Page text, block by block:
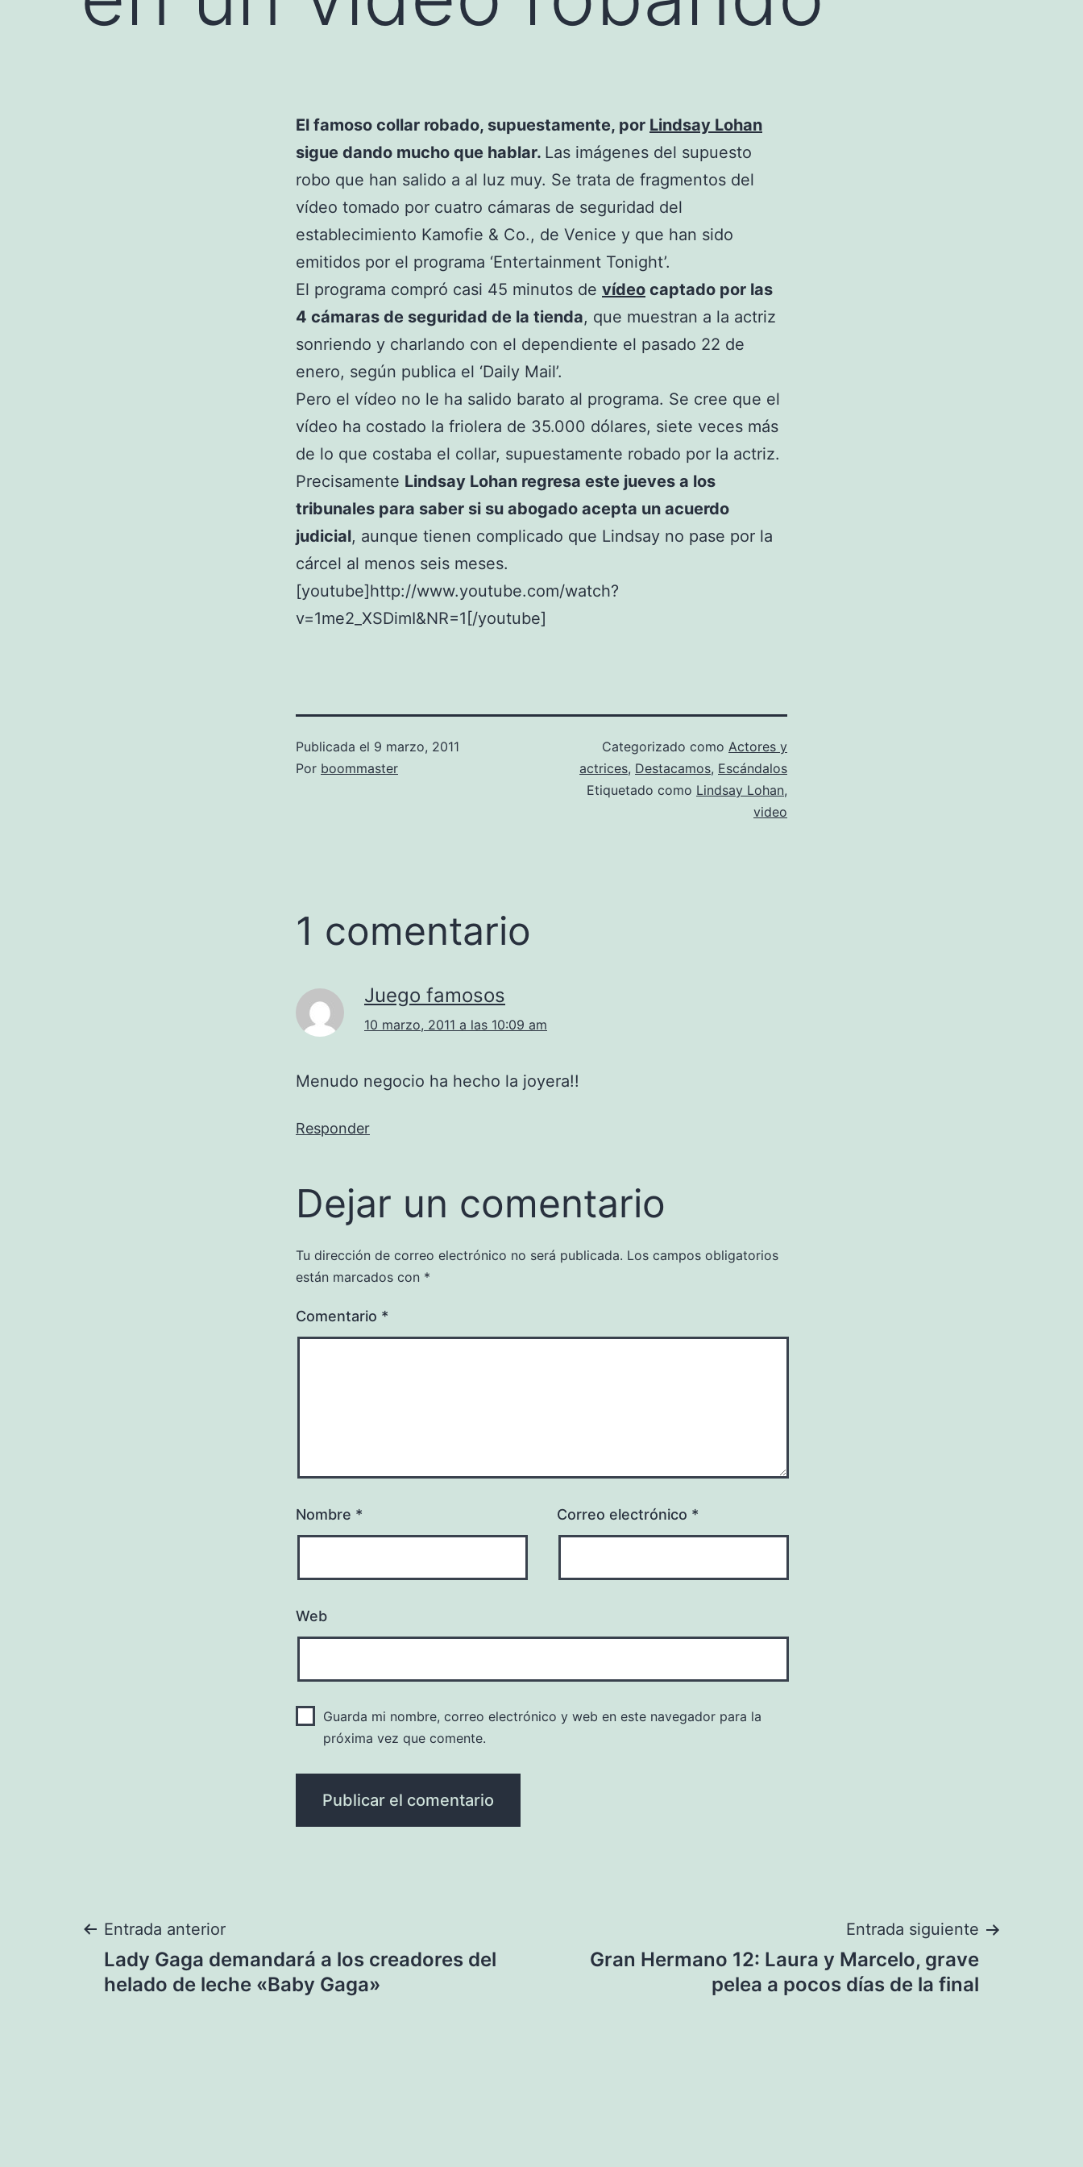
El famoso collar robado, supuestamente, por Lindsay Lohan
sigue dando mucho que hablar. Las imágenes del supuesto
robo que han salido a al luz muy. Se trata de fragmentos del
vídeo tomado por cuatro cámaras de seguridad del
establecimiento Kamofie & Co., de Venice y que han sido
emitidos por el programa ‘Entertainment Tonight’.
El programa compró casi 45 minutos de vídeo captado por las
4 cámaras de seguridad de la tienda, que muestran a la actriz
sonriendo y charlando con el dependiente el pasado 22 de
enero, según publica el ‘Daily Mail’.
Pero el vídeo no le ha salido barato al programa. Se cree que el
vídeo ha costado la friolera de 35.000 dólares, siete veces más
de lo que costaba el collar, supuestamente robado por la actriz.
Precisamente Lindsay Lohan regresa este jueves a los
tribunales para saber si su abogado acepta un acuerdo
judicial, aunque tienen complicado que Lindsay no pase por la
cárcel al menos seis meses.
[youtube]http://www.youtube.com/watch?
v=1me2_XSDimI&NR=1[/youtube]
Publicada el 9 marzo, 2011
Por boommaster
Categorizado como Actores y
actrices, Destacamos, Escándalos
Etiquetado como Lindsay Lohan,
video
1 comentario
Juego famosos
10 marzo, 2011 a las 10:09 am
Menudo negocio ha hecho la joyera!!
Responder
Dejar un comentario
Tu dirección de correo electrónico no será publicada. Los campos obligatorios
están marcados con *
Comentario *
Nombre * Correo electrónico *
Web
Guarda mi nombre, correo electrónico y web en este navegador para la
próxima vez que comente.
Navegación
de
Entrada anterior
Lady Gaga demandará a los creadores del
helado de leche «Baby Gaga»
Entrada siguiente
Gran Hermano 12: Laura y Marcelo, grave
pelea a pocos días de la final